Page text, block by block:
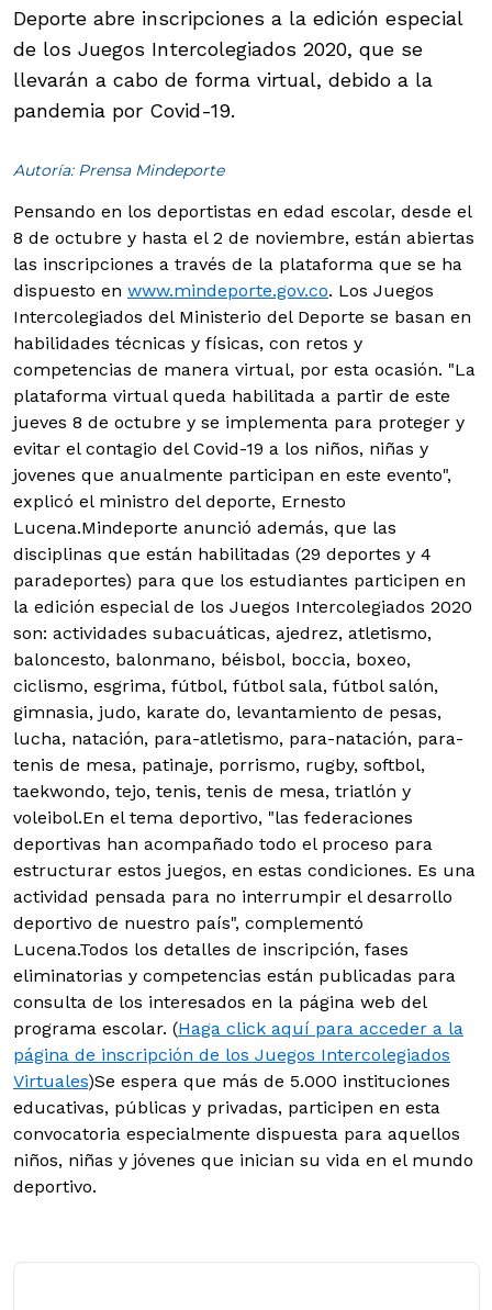
Deporte abre inscripciones a la edición especial
de los Juegos Intercolegiados 2020, que se
llevarán a cabo de forma virtual, debido a la
pandemia por Covid-19.
Autoría: Prensa Mindeporte
Pensando en los deportistas en edad escolar, desde el
8 de octubre y hasta el 2 de noviembre, están abiertas
las inscripciones a través de la plataforma que se ha
dispuesto en www.mindeporte.gov.co. Los Juegos
Intercolegiados del Ministerio del Deporte se basan en
habilidades técnicas y físicas, con retos y
competencias de manera virtual, por esta ocasión. "La
plataforma virtual queda habilitada a partir de este
jueves 8 de octubre y se implementa para proteger y
evitar el contagio del Covid-19 a los niños, niñas y
jovenes que anualmente participan en este evento",
explicó el ministro del deporte, Ernesto
Lucena.Mindeporte anunció además, que las
disciplinas que están habilitadas (29 deportes y 4
paradeportes) para que los estudiantes participen en
la edición especial de los Juegos Intercolegiados 2020
son: actividades subacuáticas, ajedrez, atletismo,
baloncesto, balonmano, béisbol, boccia, boxeo,
ciclismo, esgrima, fútbol, fútbol sala, fútbol salón,
gimnasia, judo, karate do, levantamiento de pesas,
lucha, natación, para-atletismo, para-natación, para-
tenis de mesa, patinaje, porrismo, rugby, softbol,
taekwondo, tejo, tenis, tenis de mesa, triatlón y
voleibol.En el tema deportivo, "las federaciones
deportivas han acompañado todo el proceso para
estructurar estos juegos, en estas condiciones. Es una
actividad pensada para no interrumpir el desarrollo
deportivo de nuestro país", complementó
Lucena.Todos los detalles de inscripción, fases
eliminatorias y competencias están publicadas para
consulta de los interesados en la página web del
programa escolar. (Haga click aquí para acceder a la
página de inscripción de los Juegos Intercolegiados
Virtuales)Se espera que más de 5.000 instituciones
educativas, públicas y privadas, participen en esta
convocatoria especialmente dispuesta para aquellos
niños, niñas y jóvenes que inician su vida en el mundo
deportivo.